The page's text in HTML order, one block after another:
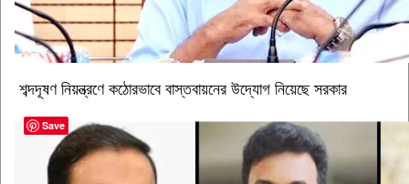
শব্দদূষণ নিয়ন্ত্রণে কঠোরভাবে বাস্তবায়নের উদ্যোগ নিয়েছে সরকার
Save